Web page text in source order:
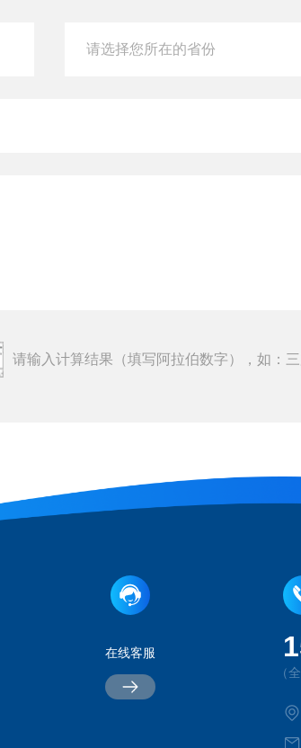
请输入计算结果（填写阿拉伯数字），如：
在线客服
（